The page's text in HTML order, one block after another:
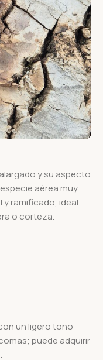
y su aspecto
aérea muy
ramificado, ideal
o corteza.
un ligero tono
puede adquirir